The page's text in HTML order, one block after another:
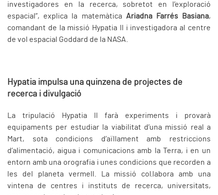
investigadores en la recerca, sobretot en l’exploració
espacial”, explica la matemàtica Ariadna Farrés Basiana,
comandant de la missió Hypatia II i investigadora al centre
de vol espacial Goddard de la NASA.
Hypatia impulsa una quinzena de projectes de
recerca i divulgació
La tripulació Hypatia II farà experiments i provarà
equipaments per estudiar la viabilitat d’una missió real a
Mart, sota condicions d’aïllament amb restriccions
d’alimentació, aigua i comunicacions amb la Terra, i en un
entorn amb una orografia i unes condicions que recorden a
les del planeta vermell. La missió col·labora amb una
vintena de centres i instituts de recerca, universitats,